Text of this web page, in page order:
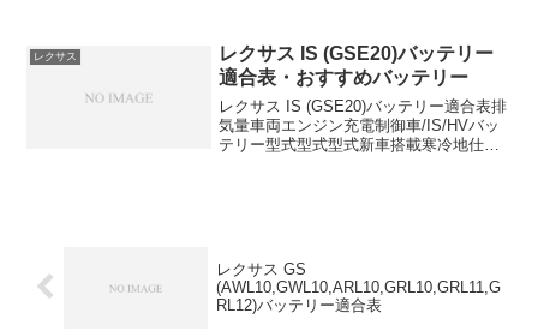
ナソニックPa...
レクサス
レクサス IS (GSE20)バッテリー
適合表・おすすめバッテリー
レクサス IS (GSE20)バッテリー適合表排
気量車両エンジン充電制御車/IS/HVバッ
テリー型式型式型式新車搭載寒冷地仕様
レクサス GS
(AWL10,GWL10,ARL10,GRL10,GRL11,G
RL12)バッテリー適合表